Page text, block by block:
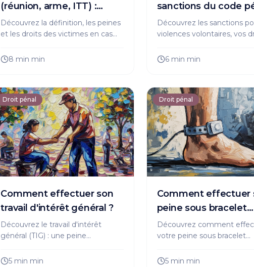
(réunion, arme, ITT) :
définition et sanctions
Découvrez la définition, les peines
et les droits des victimes en cas
vous et informez-vous sur les
8 min min
sanctions du code
Découvrez les sanctions
violences volontaires, vos
à suivre. Protégez-vous,
6 min min
Droit pénal
Comment effectuer son
travail d'intérêt général ?
Découvrez le travail d'intérêt
général (TIG) : une peine
qui favorise la réinsertion sociale.
5 min min
Droit pénal
Comment effectuer
peine sous bracelet
électronique ?
Découvrez comment
votre peine sous bracelet
devoirs : tout ce qu'il faut
5 min min